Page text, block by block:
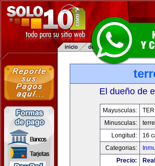
El dueño de
Mayusculas:
Minusculas:
Longitud:
16
Categorias:
Precio: